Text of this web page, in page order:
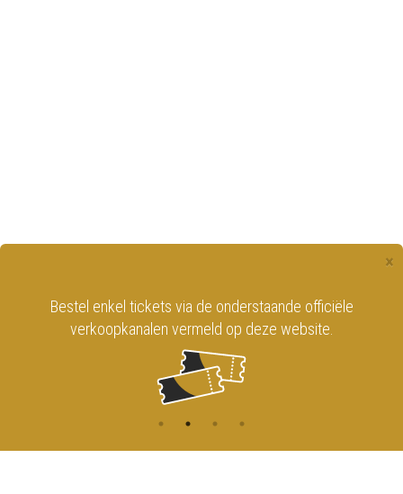
×
Bestel enkel tickets via de onderstaande officiële
verkoopkanalen vermeld op deze website.